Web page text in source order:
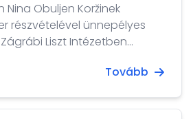
Nina Obuljen Koržinek
részvételével ünnepélyes
Liszt Intézetben
ban forgatott Aphrodite
Tovább